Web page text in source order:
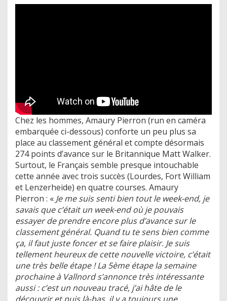
Chez les hommes, Amaury Pierron (run en caméra
embarquée ci-dessous) conforte un peu plus sa
place au classement général et compte désormais
274 points d’avance sur le Britannique Matt Walker.
Surtout, le Français semble presque intouchable
cette année avec trois succès (Lourdes, Fort William
et Lenzerheide) en quatre courses. Amaury
Pierron : « Je me suis senti bien tout le week-end, je
savais que c’était un week-end où je pouvais
essayer de prendre encore plus d’avance sur le
classement général. Quand tu te sens bien comme
ça, il faut juste foncer et se faire plaisir. Je suis
tellement heureux de cette nouvelle victoire, c’était
une très belle étape ! La 5ème étape la semaine
prochaine à Vallnord s’annonce très intéressante
aussi : c’est un nouveau tracé, j’ai hâte de le